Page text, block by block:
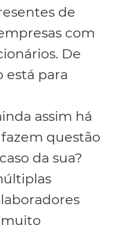
de
com
De
está para
assim há
questão
da sua?
muito